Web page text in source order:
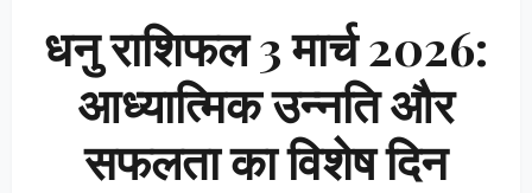
धनु राशिफल 3 मार्च 2026:
आध्यात्मिक उन्नति और
सफलता का विशेष दिन